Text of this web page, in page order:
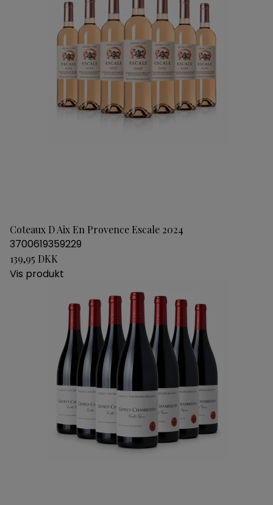
Coteaux D Aix En Provence Escale 2024
3700619359229
139,95 DKK
Vis produkt